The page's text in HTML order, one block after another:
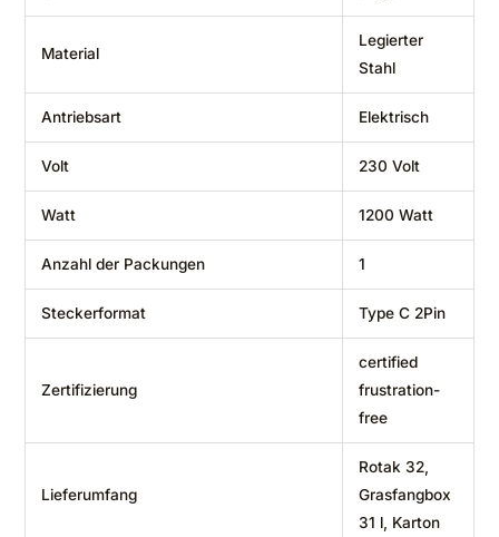
Material
‎Legierter
Stahl
Antriebsart ‎Elektrisch
Volt ‎230 Volt
Watt ‎1200 Watt
Anzahl der Packungen ‎1
Steckerformat ‎Type C 2Pin
Zertifizierung
‎certified
frustration-
free
Lieferumfang
‎Rotak 32,
Grasfangbox
31 l, Karton